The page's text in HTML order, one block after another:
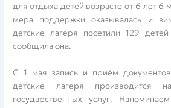
для отдыха детей возрасте от 6 лет 6
мера поддержки оказывалась и
детские лагеря посетили 129
сообщила она.
С 1 мая запись и приём
детские лагеря производится
государственных услуг.